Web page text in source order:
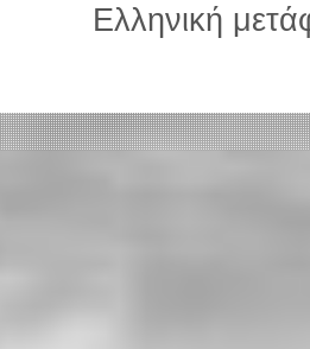
Ελληνική